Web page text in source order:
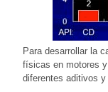
Para desarrollar la
físicas en motores
diferentes aditivos y